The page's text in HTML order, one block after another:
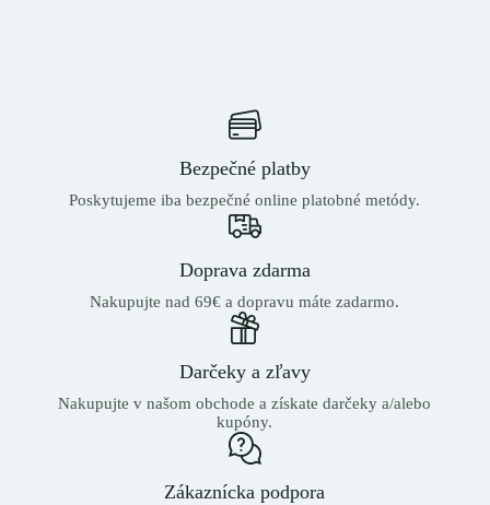
Bezpečné platby
Poskytujeme iba bezpečné online platobné metódy.
Doprava zdarma
Nakupujte nad 69€ a dopravu máte zadarmo.
Darčeky a zľavy
Nakupujte v našom obchode a získate darčeky a/alebo
kupóny.
Zákaznícka podpora